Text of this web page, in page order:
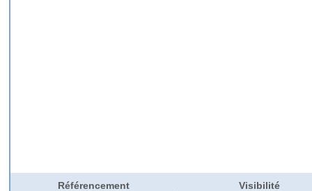
Référencement Visibilité